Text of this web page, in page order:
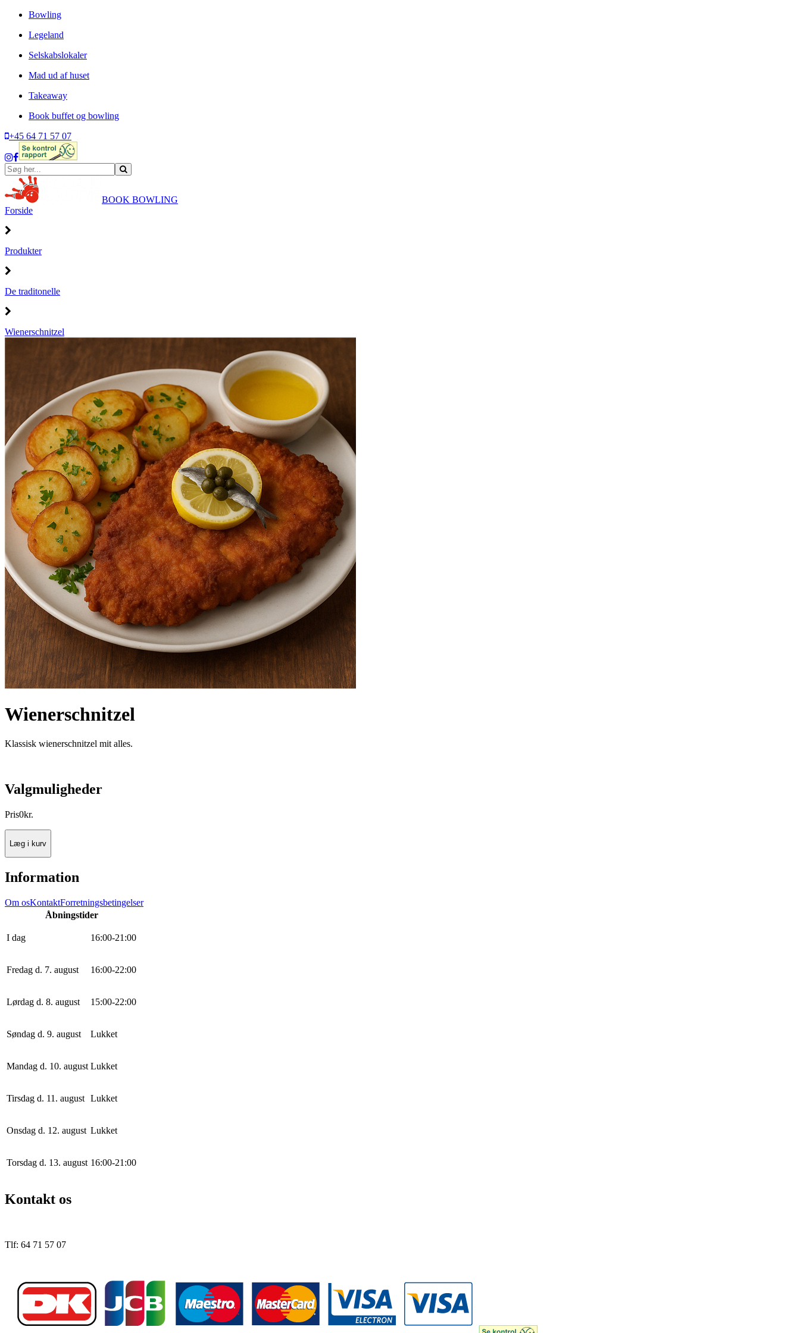
Bowling
Legeland
Selskabslokaler
Mad ud af huset
Takeaway
Book buffet og bowling
+45 64 71 57 07
BOOK BOWLING
Forside
Produkter
De traditonelle
Wienerschnitzel
Wienerschnitzel
Klassisk wienerschnitzel mit alles.
Valgmuligheder
Pris0kr.
Læg i kurv
Information
Om osKontaktForretningsbetingelser
Åbningstider
I dag 16:00-21 :00
Fredag d. 7. august 16:00-22:00
Lørdag d. 8. august 15:00-22:00
Søndag d. 9. august Lukket
Mandag d. 10. august Lukket
Tirsdag d. 11. august Lukket
Onsdag d. 12. august Lukket
Torsdag d. 13. august 16:00-21 :00
Kontakt os
Tlf: 64 71 57 07